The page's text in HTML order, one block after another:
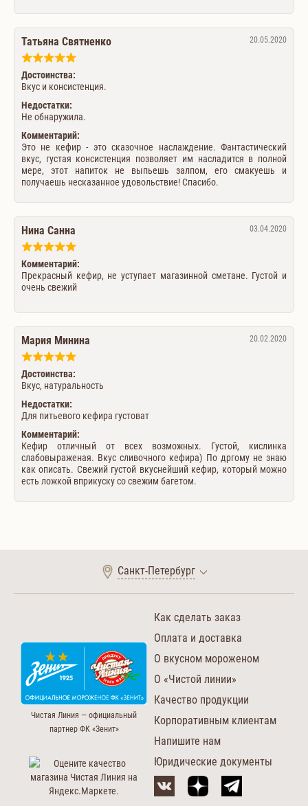
20.05.2020
Татьяна Святненко
Достоинства:
Вкус и консистенция.
Недостатки:
Не обнаружила.
Комментарий:
Это не кефир - это сказочное наслаждение. Фантастический
вкус, густая консистенция позволяет им насладится в полной
мере, этот напиток не выпьешь залпом, его смакуешь и
получаешь несказанное удовольствие! Спасибо.
03.04.2020
Нина Санна
Комментарий:
Прекрасный кефир, не уступает магазинной сметане. Густой и
очень свежий
20.02.2020
Мария Минина
Достоинства:
Вкус, натуральность
Недостатки:
Для питьевого кефира густоват
Комментарий:
Кефир отличный от всех возможных. Густой, кислинка
слабовыраженая. Вкус сливочного кефира) По дргому не знаю
как описать. Свежий густой вкуснейший кефир, который можно
есть ложкой вприкуску со свежим багетом.
Санкт-Петербург
Чистая Линия — официальный
партнер ФК «Зенит»
Как сделать заказ
Оплата и доставка
О вкусном мороженом
О «Чистой линии»
Качество продукции
Корпоративным клиентам
Напишите нам
Юридические документы